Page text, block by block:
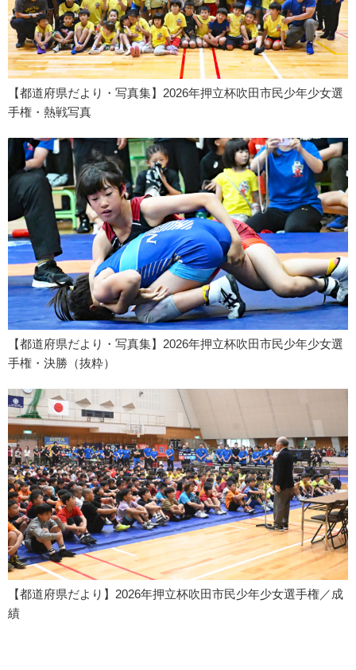
【都道府県だより・写真集】2026年押立杯吹田市民少年少女選
手権・熱戦写真
【都道府県だより・写真集】2026年押立杯吹田市民少年少女選
手権・決勝（抜粋）
【都道府県だより】2026年押立杯吹田市民少年少女選手権／成
績